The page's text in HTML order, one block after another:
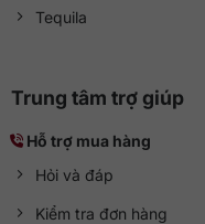
Tequila
Trung tâm trợ giúp
Hỗ trợ mua hàng
Hỏi và đáp
Kiểm tra đơn hàng